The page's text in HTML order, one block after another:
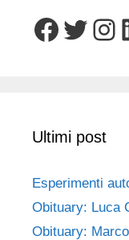
Ultimi post
Esperimenti
Obituary: Luca
Obituary: